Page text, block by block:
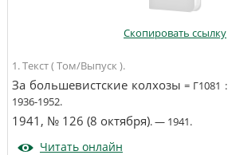
Скопировать ссылку
1. Текст ( Том/Выпуск ).
За большевистские колхозы = Г1081 :
1936-1952.
1941, № 126 (8 октября). —1941.
Читать онлайн